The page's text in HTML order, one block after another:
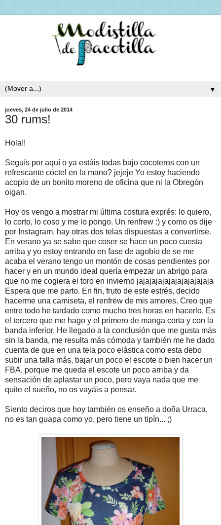
▼
jueves, 24 de julio de 2014
30 rums!
Hola!!
Seguís por aquí o ya estáis todas bajo cocoteros con un
refrescante cóctel en la mano? jejeje Yo estoy haciendo
acopio de un bonito moreno de oficina que ni la Obregón
oigan.
Hoy os vengo a mostrar mi última costura exprés: lo quiero,
lo corto, lo coso y me lo pongo. Un renfrew :) y como os dije
por Instagram, hay otras dos telas dispuestas a convertirse.
En verano ya se sabe que coser se hace un poco cuesta
arriba y yo estoy entrando en fase de agobio de se me
acaba el verano tengo un montón de cosas pendientes por
hacer y en un mundo ideal quería empezar un abrigo para
que no me cogiera el toro en invierno jajajajajajajajajajajaja
Espera que me parto. En fin, fruto de este estrés, decido
hacerme una camiseta, el renfrew de mis amores. Creo que
entre todo he tardado como mucho tres horas en hacerlo. Es
el tercero que me hago y el primero de manga corta y con la
banda inferior. He llegado a la conclusión que me gusta más
sin la banda, me resulta más cómoda y también me he dado
cuenta de que en una tela poco elástica como esta debo
subir una talla más, bajar un poco el escote o bien hacer un
FBA, porque me queda el escote un poco arriba y da
sensación de aplastar un poco, pero vaya nada que me
quite el sueño, no os vayáis a pensar.
Siento deciros que hoy también os enseño a doña Urraca,
no es tan guapa como yo, pero tiene un tipín... ;)